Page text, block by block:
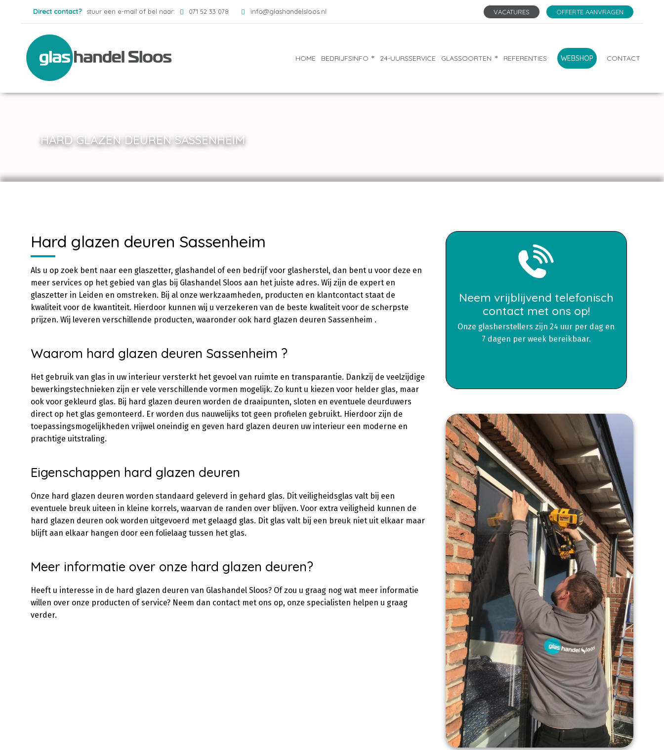
Direct contact? stuur een e-mail of bel naar: 071 52 33 078 info@glashandelsloos.nl VACATURES OFFERTE AANVRAGEN
HOME BEDRIJFSINFO 24-UURSSERVICE GLASSOORTEN REFERENTIES WEBSHOP CONTACT
HARD GLAZEN DEUREN SASSENHEIM
Hard glazen deuren Sassenheim
Als u op zoek bent naar een glaszetter, glashandel of een bedrijf voor glasherstel, dan bent u voor deze en
meer services op het gebied van glas bij Glashandel Sloos aan het juiste adres. Wij zijn de expert en
glaszetter in Leiden en omstreken. Bij al onze werkzaamheden, producten en klantcontact staat de
kwaliteit voor de kwantiteit. Hierdoor kunnen wij u verzekeren van de beste kwaliteit voor de scherpste
prijzen. Wij leveren verschillende producten, waaronder ook hard glazen deuren Sassenheim .
Waarom hard glazen deuren Sassenheim ?
Het gebruik van glas in uw interieur versterkt het gevoel van ruimte en transparantie. Dankzij de veelzijdige
bewerkingstechnieken zijn er vele verschillende vormen mogelijk. Zo kunt u kiezen voor helder glas, maar
ook voor gekleurd glas. Bij hard glazen deuren worden de draaipunten, sloten en eventuele deurduwers
direct op het glas gemonteerd. Er worden dus nauwelijks tot geen profielen gebruikt. Hierdoor zijn de
toepassingsmogelijkheden vrijwel oneindig en geven hard glazen deuren uw interieur een moderne en
prachtige uitstraling.
Eigenschappen hard glazen deuren
Onze hard glazen deuren worden standaard geleverd in gehard glas. Dit veiligheidsglas valt bij een
eventuele breuk uiteen in kleine korrels, waarvan de randen over blijven. Voor extra veiligheid kunnen de
hard glazen deuren ook worden uitgevoerd met gelaagd glas. Dit glas valt bij een breuk niet uit elkaar maar
blijft aan elkaar hangen door een folielaag tussen het glas.
Meer informatie over onze hard glazen deuren?
Heeft u interesse in de hard glazen deuren van Glashandel Sloos? Of zou u graag nog wat meer informatie
willen over onze producten of service? Neem dan contact met ons op, onze specialisten helpen u graag
verder.
Neem vrijblijvend telefonisch
contact met ons op!
Onze glasherstellers zijn 24 uur per dag en
7 dagen per week bereikbaar.